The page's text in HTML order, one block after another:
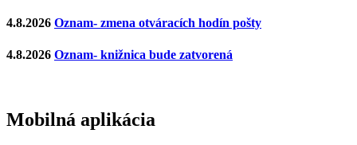
4.8.2026 Oznam- zmena otváracích hodín pošty
4.8.2026 Oznam- knižnica bude zatvorená
Mobilná aplikácia